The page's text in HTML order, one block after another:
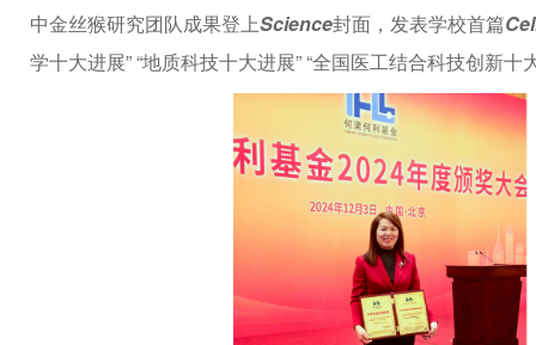
中金丝猴研究团队成果登上Science封面，发表学校首篇
学十大进展” “地质科技十大进展” “全国医工结合科技创新十